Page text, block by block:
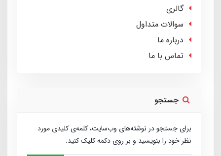
گالری
سوالات متداول
درباره ما
تماس با ما
جستجو
برای جستجو در نوشته‌های وب‌سایت، کلمه‌ی کلیدی مورد
نظر خود را بنویسید و بر روی دکمه کلیک کنید.